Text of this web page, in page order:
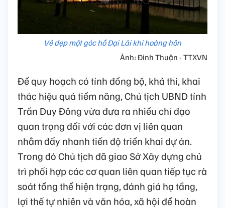
Vẻ đẹp một góc hồ Đại Lải khi hoàng hôn
Ảnh: Đinh Thuận - TTXVN
Để quy hoạch có tính đồng bộ, khả thi, khai
thác hiệu quả tiềm năng, Chủ tịch UBND tỉnh
Trần Duy Đông vừa đưa ra nhiều chỉ đạo
quan trọng đối với các đơn vị liên quan
nhằm đẩy nhanh tiến độ triển khai dự án.
Trong đó Chủ tịch đã giao Sở Xây dựng chủ
trì phối hợp các cơ quan liên quan tiếp tục rà
soát tổng thể hiện trạng, đánh giá hạ tầng,
lợi thế tự nhiên và văn hóa, xã hội để hoàn